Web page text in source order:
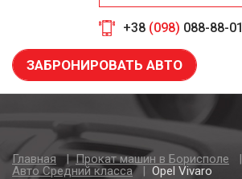
+38 (098) 088-88-01
ЗАБРОНИРОВАТЬ АВТО
Главная
Прокат машин в Борисполе
Авто Средний класса
Opel Vivaro